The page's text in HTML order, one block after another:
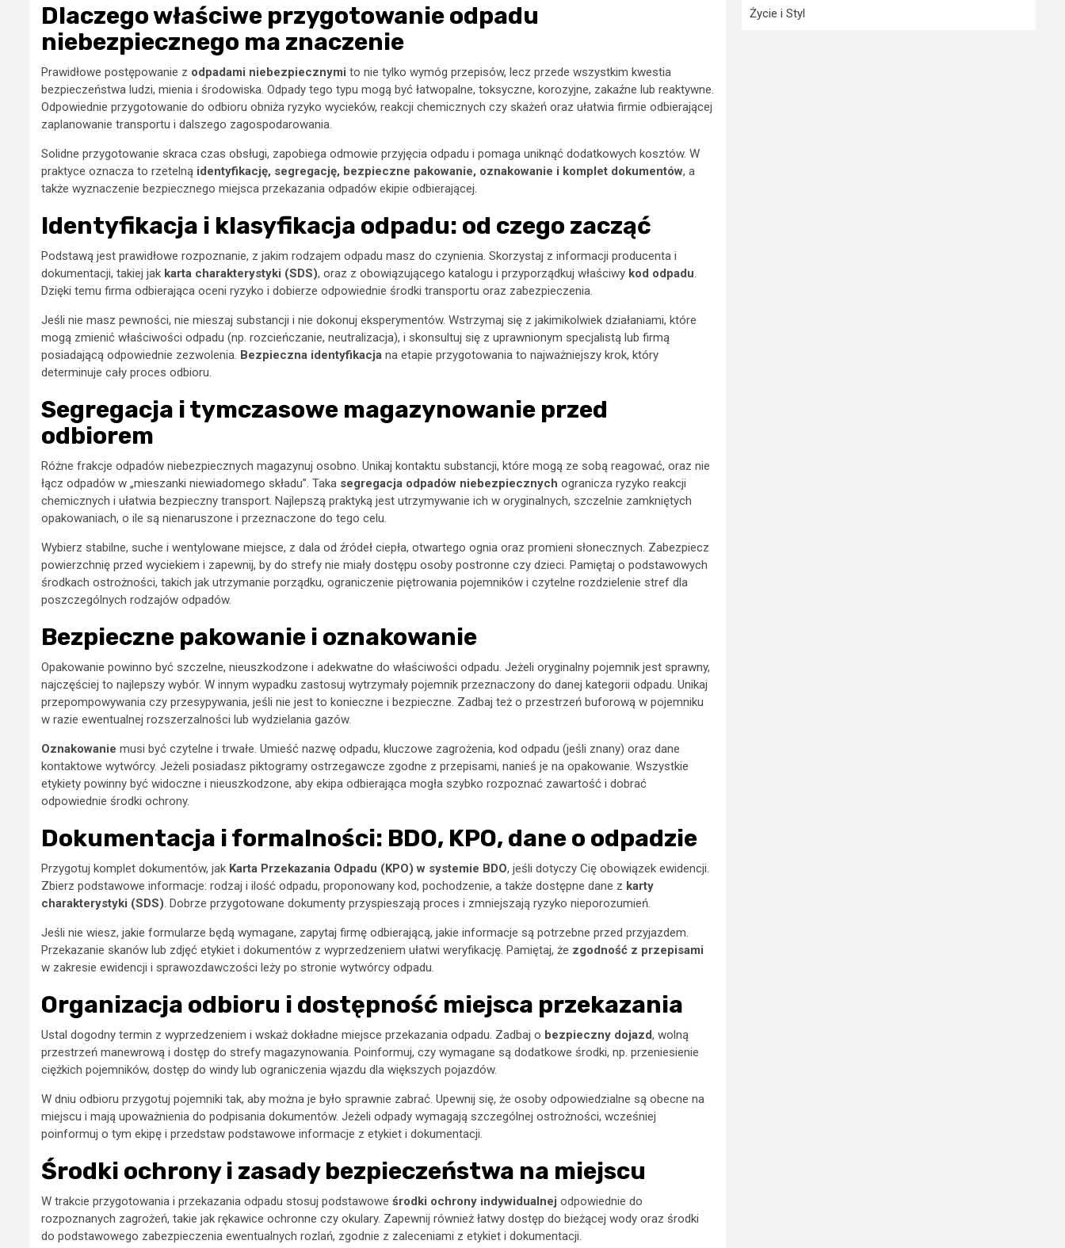
Dlaczego właściwe przygotowanie odpadu
niebezpiecznego ma znaczenie
Prawidłowe postępowanie z odpadami niebezpiecznymi to nie tylko wymóg przepisów, lecz przede wszystkim kwestia
bezpieczeństwa ludzi, mienia i środowiska. Odpady tego typu mogą być łatwopalne, toksyczne, korozyjne, zakaźne lub reaktywne.
Odpowiednie przygotowanie do odbioru obniża ryzyko wycieków, reakcji chemicznych czy skażeń oraz ułatwia firmie odbierającej
zaplanowanie transportu i dalszego zagospodarowania.
Solidne przygotowanie skraca czas obsługi, zapobiega odmowie przyjęcia odpadu i pomaga uniknąć dodatkowych kosztów. W
praktyce oznacza to rzetelną identyfikację, segregację, bezpieczne pakowanie, oznakowanie i komplet dokumentów, a
także wyznaczenie bezpiecznego miejsca przekazania odpadów ekipie odbierającej.
Identyfikacja i klasyfikacja odpadu: od czego zacząć
Podstawą jest prawidłowe rozpoznanie, z jakim rodzajem odpadu masz do czynienia. Skorzystaj z informacji producenta i
dokumentacji, takiej jak karta charakterystyki (SDS), oraz z obowiązującego katalogu i przyporządkuj właściwy kod odpadu
Dzięki temu firma odbierająca oceni ryzyko i dobierze odpowiednie środki transportu oraz zabezpieczenia.
Jeśli nie masz pewności, nie mieszaj substancji i nie dokonuj eksperymentów. Wstrzymaj się z jakimikolwiek działaniami, które
mogą zmienić właściwości odpadu (np. rozcieńczanie, neutralizacja), i skonsultuj się z uprawnionym specjalistą lub firmą
posiadającą odpowiednie zezwolenia. Bezpieczna identyfikacja na etapie przygotowania to najważniejszy krok, który
determinuje cały proces odbioru.
Segregacja i tymczasowe magazynowanie przed
odbiorem
Różne frakcje odpadów niebezpiecznych magazynuj osobno. Unikaj kontaktu substancji, które mogą ze sobą reagować, oraz nie
łącz odpadów w „mieszanki niewiadomego składu”. Taka segregacja odpadów niebezpiecznych ogranicza ryzyko reakcji
chemicznych i ułatwia bezpieczny transport. Najlepszą praktyką jest utrzymywanie ich w oryginalnych, szczelnie zamkniętych
opakowaniach, o ile są nienaruszone i przeznaczone do tego celu.
Wybierz stabilne, suche i wentylowane miejsce, z dala od źródeł ciepła, otwartego ognia oraz promieni słonecznych. Zabezpiecz
powierzchnię przed wyciekiem i zapewnij, by do strefy nie miały dostępu osoby postronne czy dzieci. Pamiętaj o podstawowych
środkach ostrożności, takich jak utrzymanie porządku, ograniczenie piętrowania pojemników i czytelne rozdzielenie stref dla
poszczególnych rodzajów odpadów.
Bezpieczne pakowanie i oznakowanie
Opakowanie powinno być szczelne, nieuszkodzone i adekwatne do właściwości odpadu. Jeżeli oryginalny pojemnik jest sprawny,
najczęściej to najlepszy wybór. W innym wypadku zastosuj wytrzymały pojemnik przeznaczony do danej kategorii odpadu. Unikaj
przepompowywania czy przesypywania, jeśli nie jest to konieczne i bezpieczne. Zadbaj też o przestrzeń buforową w pojemniku
w razie ewentualnej rozszerzalności lub wydzielania gazów.
Oznakowanie musi być czytelne i trwałe. Umieść nazwę odpadu, kluczowe zagrożenia, kod odpadu (jeśli znany) oraz dane
kontaktowe wytwórcy. Jeżeli posiadasz piktogramy ostrzegawcze zgodne z przepisami, nanieś je na opakowanie. Wszystkie
etykiety powinny być widoczne i nieuszkodzone, aby ekipa odbierająca mogła szybko rozpoznać zawartość i dobrać
odpowiednie środki ochrony.
Dokumentacja i formalności: BDO, KPO, dane o odpadzie
Przygotuj komplet dokumentów, jak Karta Przekazania Odpadu (KPO) w systemie BDO, jeśli dotyczy Cię obowiązek ewidencji.
Zbierz podstawowe informacje: rodzaj i ilość odpadu, proponowany kod, pochodzenie, a także dostępne dane z karty
charakterystyki (SDS) . Dobrze przygotowane dokumenty przyspieszają proces i zmniejszają ryzyko nieporozumień.
Jeśli nie wiesz, jakie formularze będą wymagane, zapytaj firmę odbierającą, jakie informacje są potrzebne przed przyjazdem.
Przekazanie skanów lub zdjęć etykiet i dokumentów z wyprzedzeniem ułatwi weryfikację. Pamiętaj, że zgodność z przepisami
w zakresie ewidencji i sprawozdawczości leży po stronie wytwórcy odpadu.
Organizacja odbioru i dostępność miejsca przekazania
Ustal dogodny termin z wyprzedzeniem i wskaż dokładne miejsce przekazania odpadu. Zadbaj o bezpieczny dojazd, wolną
przestrzeń manewrową i dostęp do strefy magazynowania. Poinformuj, czy wymagane są dodatkowe środki, np. przeniesienie
ciężkich pojemników, dostęp do windy lub ograniczenia wjazdu dla większych pojazdów.
W dniu odbioru przygotuj pojemniki tak, aby można je było sprawnie zabrać. Upewnij się, że osoby odpowiedzialne są obecne na
miejscu i mają upoważnienia do podpisania dokumentów. Jeżeli odpady wymagają szczególnej ostrożności, wcześniej
poinformuj o tym ekipę i przedstaw podstawowe informacje z etykiet i dokumentacji.
Środki ochrony i zasady bezpieczeństwa na miejscu
W trakcie przygotowania i przekazania odpadu stosuj podstawowe środki ochrony indywidualnej odpowiednie do
rozpoznanych zagrożeń, takie jak rękawice ochronne czy okulary. Zapewnij również łatwy dostęp do bieżącej wody oraz środki
do podstawowego zabezpieczenia ewentualnych rozlań, zgodnie z zaleceniami z etykiet i dokumentacji.
Życie i Styl